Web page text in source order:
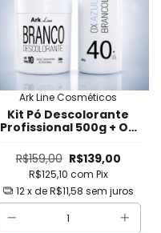
Ark Line Cosméticos
Kit Pó Descolorante
Profissional 500g + OX
Clareamento Rápido,
Seguro e Uniforme até
10 Tons (Mechas,
Balayage, Reflexos,
Luzes, Ombré)
R$159,00 R$139,00
R$125,10 com Pix
12x deR$11,58 sem juros